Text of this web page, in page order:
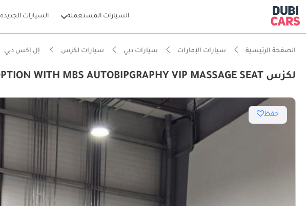
السيارات المستعملة السيارات الجديدة
الصفحة الرئيسية سيارات الإمارات سيارات دبي سيارات لكزس إل إكس دبي
لكزس LX 600 3.5L SIGNATURE FULL OPTION WITH MBS AUTOBIPGRAPHY VIP MASSAGE SEAT
حفظ